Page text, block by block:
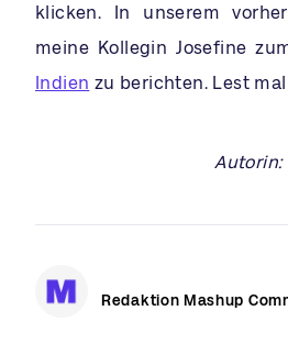
klicken. In unserem
meine Kollegin Josefine
Indien zu berichten. Lest
Autorin:
Redaktion Mashup